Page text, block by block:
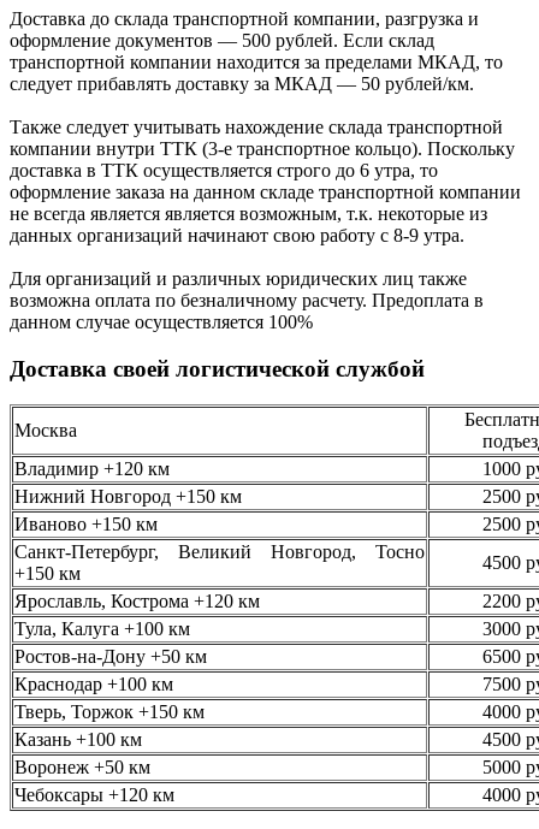
Доставка до склада транспортной компании, разгрузка и
оформление документов — 500 рублей. Если склад
транспортной компании находится за пределами МКАД, то
следует прибавлять доставку за МКАД — 50 рублей/км.
Также следует учитывать нахождение склада транспортной
компании внутри ТТК (3-е транспортное кольцо). Поскольку
доставка в ТТК осуществляется строго до 6 утра, то
оформление заказа на данном складе транспортной компании
не всегда является является возможным, т.к. некоторые из
данных организаций начинают свою работу с 8-9 утра.
Для организаций и различных юридических лиц также
возможна оплата по безналичному расчету. Предоплата в
данном случае осуществляется 100%
Доставка своей логистической службой
Москва
Владимир +120 км
1000
Нижний Новгород +150 км
2500
Иваново +150 км
2500
Санкт-Петербург, Великий Новгород, Тосно
+150 км
4500
Ярославль, Кострома +120 км
2200
Тула, Калуга +100 км
3000
Ростов-на-Дону +50 км
6500
Краснодар +100 км
7500
Тверь, Торжок +150 км
4000
Казань +100 км
4500
Воронеж +50 км
5000
Чебоксары +120 км
4000